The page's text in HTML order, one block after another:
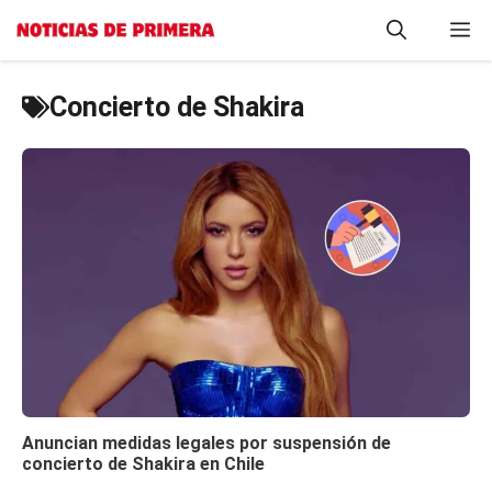
Saltar
Concierto de Shakira
Anuncian medidas legales por suspensión de
concierto de Shakira en Chile